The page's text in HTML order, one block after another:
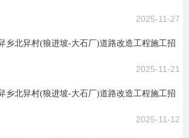
2025-11-27
乡北舁村(狼进坡-大石厂)道路改造工程施工招
2025-11-21
乡北舁村(狼进坡-大石厂)道路改造工程施工招
2025-11-12